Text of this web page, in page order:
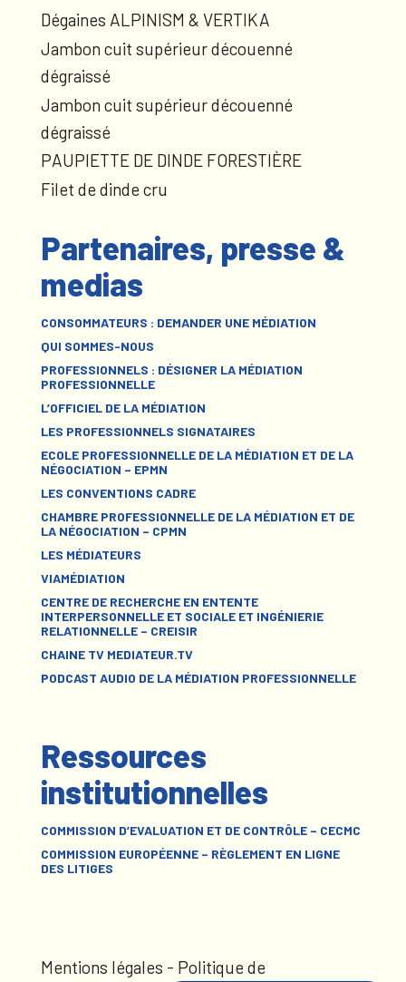
Dégaines ALPINISM & VERTIKA
Jambon cuit supérieur découenné
dégraissé
Jambon cuit supérieur découenné
dégraissé
PAUPIETTE DE DINDE FORESTIÈRE
Filet de dinde cru
Partenaires, presse &
medias
CONSOMMATEURS : DEMANDER UNE MÉDIATION
QUI SOMMES-NOUS
PROFESSIONNELS : DÉSIGNER LA MÉDIATION
PROFESSIONNELLE
L’OFFICIEL DE LA MÉDIATION
LES PROFESSIONNELS SIGNATAIRES
ECOLE PROFESSIONNELLE DE LA MÉDIATION ET DE LA
NÉGOCIATION – EPMN
LES CONVENTIONS CADRE
CHAMBRE PROFESSIONNELLE DE LA MÉDIATION ET DE
LA NÉGOCIATION – CPMN
LES MÉDIATEURS
VIAMÉDIATION
CENTRE DE RECHERCHE EN ENTENTE
INTERPERSONNELLE ET SOCIALE ET INGÉNIERIE
RELATIONNELLE – CREISIR
CHAINE TV MEDIATEUR.TV
PODCAST AUDIO DE LA MÉDIATION PROFESSIONNELLE
Ressources
institutionnelles
COMMISSION D’EVALUATION ET DE CONTRÔLE – CECMC
COMMISSION EUROPÉENNE – RÈGLEMENT EN LIGNE
DES LITIGES
Mentions légales - Politique de